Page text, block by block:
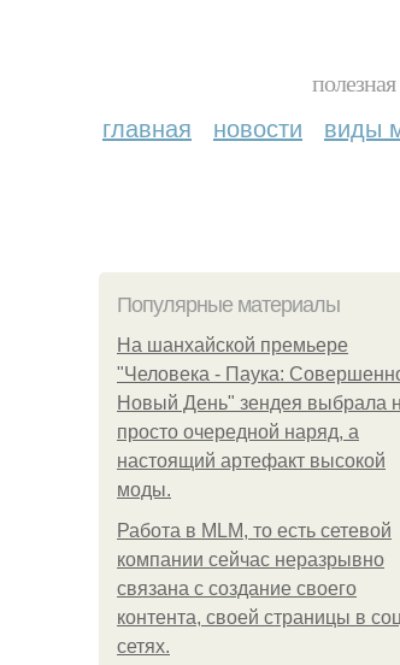
главная новости виды
Популярные материалы
На шанхайской премьере
"Человека - Паука:
Новый День" зендея выбрала
просто очередной наряд, а
настоящий артефакт высокой
моды.
Работа в MLM, то есть сетевой
компании сейчас неразрывно
связана с создание своего
контента, своей страницы в соц
сетях.